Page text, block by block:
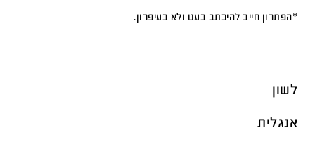
*הפתרון חייב להיכתב בעט ולא בעיפרון.
לשון
אנגלית